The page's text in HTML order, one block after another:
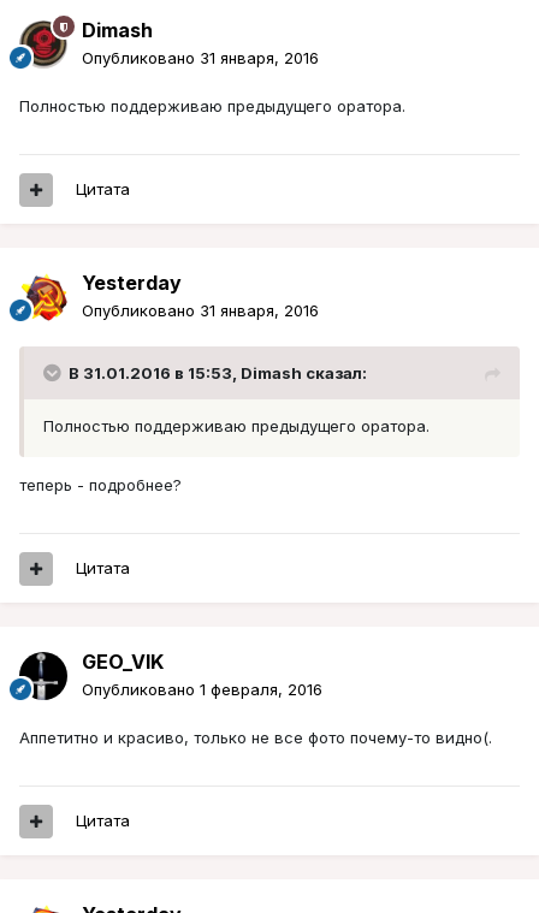
Dimash
Опубликовано 31 января, 2016
Полностью поддерживаю предыдущего оратора.
Цитата
Yesterday
Опубликовано 31 января, 2016
В 31.01.2016 в 15:53, Dimash сказал:
Полностью поддерживаю предыдущего оратора.
теперь - подробнее?
Цитата
GEO_VIK
Опубликовано 1 февраля, 2016
Аппетитно и красиво, только не все фото почему-то видно(.
Цитата